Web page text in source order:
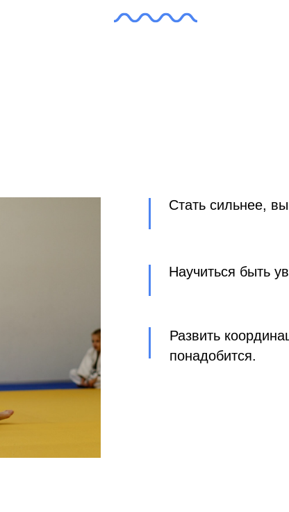
Стать сильнее,
Научиться быть
Развить
понадобится.